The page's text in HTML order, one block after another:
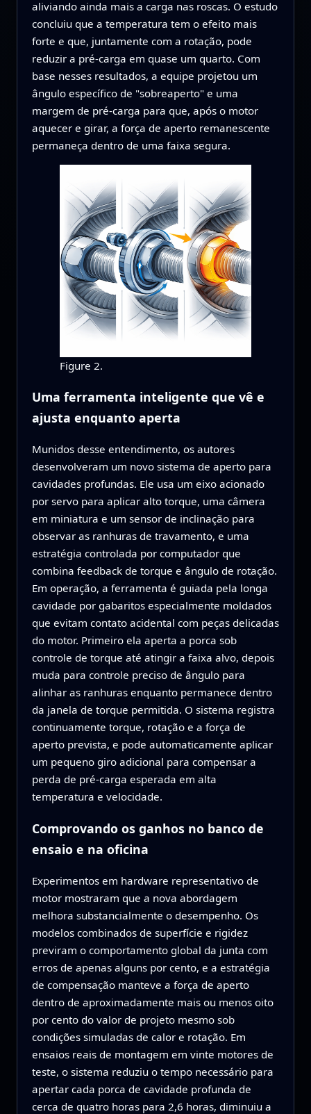
aliviando ainda mais a carga nas roscas. O estudo
concluiu que a temperatura tem o efeito mais
forte e que, juntamente com a rotação, pode
reduzir a pré‑carga em quase um quarto. Com
base nesses resultados, a equipe projetou um
ângulo específico de "sobreaperto" e uma
margem de pré‑carga para que, após o motor
aquecer e girar, a força de aperto remanescente
permaneça dentro de uma faixa segura.
Figure 2.
Uma ferramenta inteligente que vê e
ajusta enquanto aperta
Munidos desse entendimento, os autores
desenvolveram um novo sistema de aperto para
cavidades profundas. Ele usa um eixo acionado
por servo para aplicar alto torque, uma câmera
em miniatura e um sensor de inclinação para
observar as ranhuras de travamento, e uma
estratégia controlada por computador que
combina feedback de torque e ângulo de rotação.
Em operação, a ferramenta é guiada pela longa
cavidade por gabaritos especialmente moldados
que evitam contato acidental com peças delicadas
do motor. Primeiro ela aperta a porca sob
controle de torque até atingir a faixa alvo, depois
muda para controle preciso de ângulo para
alinhar as ranhuras enquanto permanece dentro
da janela de torque permitida. O sistema registra
continuamente torque, rotação e a força de
aperto prevista, e pode automaticamente aplicar
um pequeno giro adicional para compensar a
perda de pré‑carga esperada em alta
temperatura e velocidade.
Comprovando os ganhos no banco de
ensaio e na oficina
Experimentos em hardware representativo de
motor mostraram que a nova abordagem
melhora substancialmente o desempenho. Os
modelos combinados de superfície e rigidez
previram o comportamento global da junta com
erros de apenas alguns por cento, e a estratégia
de compensação manteve a força de aperto
dentro de aproximadamente mais ou menos oito
por cento do valor de projeto mesmo sob
condições simuladas de calor e rotação. Em
ensaios reais de montagem em vinte motores de
teste, o sistema reduziu o tempo necessário para
apertar cada porca de cavidade profunda de
cerca de quatro horas para 2,6 horas, diminuiu a